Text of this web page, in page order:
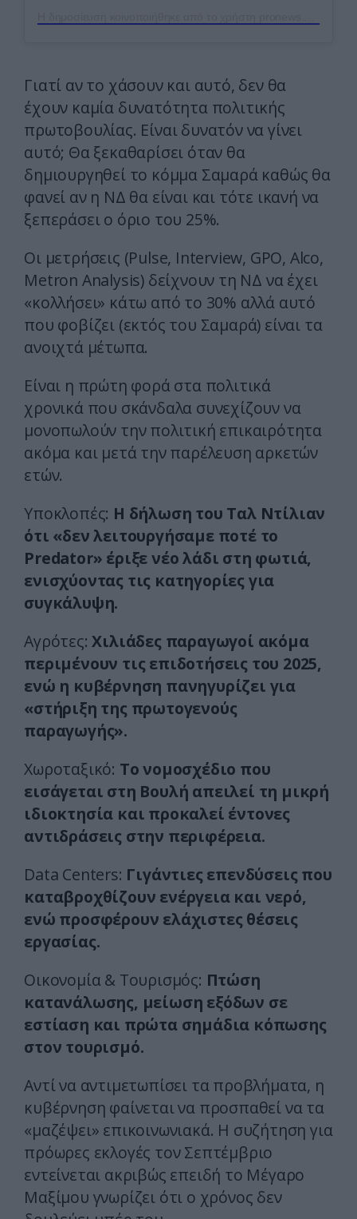
Γιατί αν το χάσουν και αυτό, δεν θα
έχουν καμία δυνατότητα πολιτικής
πρωτοβουλίας. Είναι δυνατόν να γίνει
αυτό; Θα ξεκαθαρίσει όταν θα
δημιουργηθεί το κόμμα Σαμαρά καθώς θα
φανεί αν η ΝΔ θα είναι και τότε ικανή να
ξεπεράσει ο όριο του 25%.
Οι μετρήσεις (Pulse, Interview, GPO, Alco,
Metron Analysis) δείχνουν τη ΝΔ να έχει
«κολλήσει» κάτω από το 30% αλλά αυτό
που φοβίζει (εκτός του Σαμαρά) είναι τα
ανοιχτά μέτωπα.
Είναι η πρώτη φορά στα πολιτικά
χρονικά που σκάνδαλα συνεχίζουν να
μονοπωλούν την πολιτική επικαιρότητα
ακόμα και μετά την παρέλευση αρκετών
ετών.
Υποκλοπές: Η δήλωση του Ταλ Ντίλιαν
ότι «δεν λειτουργήσαμε ποτέ το
Predator» έριξε νέο λάδι στη φωτιά,
ενισχύοντας τις κατηγορίες για
συγκάλυψη.
Αγρότες:Χιλιάδες παραγωγοί ακόμα
περιμένουν τις επιδοτήσεις του 2025,
ενώ η κυβέρνηση πανηγυρίζει για
«στήριξη της πρωτογενούς
παραγωγής».
Χωροταξικό: Το νομοσχέδιο που
εισάγεται στη Βουλή απειλεί τη μικρή
ιδιοκτησία και προκαλεί έντονες
αντιδράσεις στην περιφέρεια.
Data Centers: Γιγάντιες επενδύσεις που
καταβροχθίζουν ενέργεια και νερό,
ενώ προσφέρουν ελάχιστες θέσεις
εργασίας.
Οικονομία & Τουρισμός: Πτώση
κατανάλωσης, μείωση εξόδων σε
εστίαση και πρώτα σημάδια κόπωσης
στον τουρισμό.
Αντί να αντιμετωπίσει τα προβλήματα, η
κυβέρνηση φαίνεται να προσπαθεί να τα
«μαζέψει» επικοινωνιακά. Η συζήτηση για
πρόωρες εκλογές τον Σεπτέμβριο
εντείνεται ακριβώς επειδή το Μέγαρο
Μαξίμου γνωρίζει ότι ο χρόνος δεν